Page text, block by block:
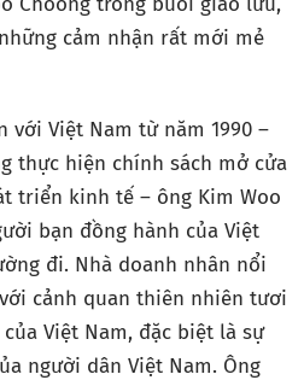
cảm nhận rất mới mẻ
với Việt Nam từ năm 1990 –
thực hiện chính sách mở cửa
triển kinh tế – ông Kim Woo
bạn đồng hành của Việt
đi. Nhà doanh nhân nổi
cảnh quan thiên nhiên tươi
Việt Nam, đặc biệt là sự
người dân Việt Nam. Ông